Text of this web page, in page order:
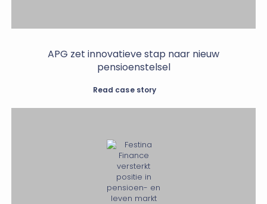
APG zet innovatieve stap naar nieuw
pensioenstelsel
Read case story